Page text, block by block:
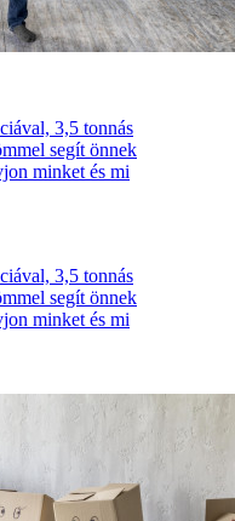
3,5 tonnás
segít önnek
minket és mi
3,5 tonnás
segít önnek
minket és mi